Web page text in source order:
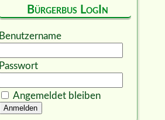
Bürgerbus LogIn
Benutzername
Passwort
Angemeldet bleiben
Anmelden